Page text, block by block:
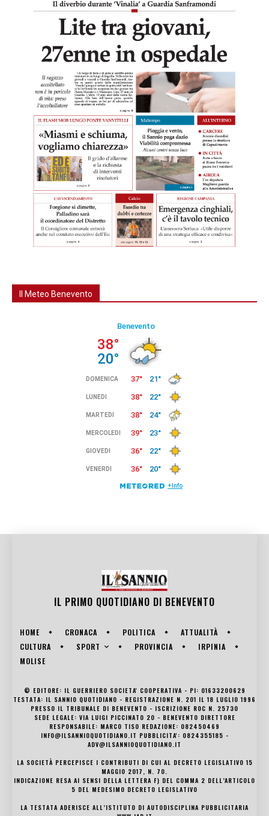
Il Meteo Benevento
IL PRIMO QUOTIDIANO DI BENEVENTO
HOME CRONACA POLITICA
ATTUALITÀ
CULTURA
SPORT PROVINCIA
IRPINIA
MOLISE
© EDITORE: IL GUERRIERO SOCIETA' COOPERATIVA - PI: 01633200629
TESTATA: IL SANNIO QUOTIDIANO - REGISTRAZIONE N. 201 IL 18 LUGLIO 1996
PRESSO IL TRIBUNALE DI BENEVENTO - ISCRIZIONE ROC N. 25730
SEDE LEGALE: VIA LUIGI PICCINATO 20 - BENEVENTO DIRETTORE
RESPONSABILE: MARCO TISO REDAZIONE: 082450469
INFO@ILSANNIOQUOTIDIANO.IT PUBBLICITA': 0824355185 -
ADV@ILSANNIOQUOTIDIANO.IT
LA SOCIETÀ PERCEPISCE I CONTRIBUTI DI CUI AL DECRETO LEGISLATIVO 15
MAGGIO 2017, N. 70.
INDICAZIONE RESA AI SENSI DELLA LETTERA F) DEL COMMA 2 DELL’ARTICOLO
5 DEL MEDESIMO DECRETO LEGISLATIVO
LA TESTATA ADERISCE ALL’ISTITUTO DI AUTODISCIPLINA PUBBLICITARIA